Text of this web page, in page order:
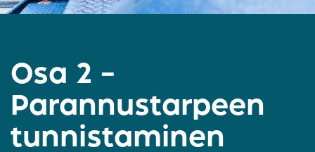
Osa 2 –
Parannustarpeen
tunnistaminen